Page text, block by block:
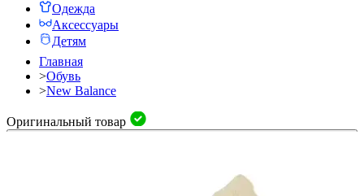
Одежда
Аксессуары
Детям
Главная
>Обувь
>New Balance
Оригинальный товар